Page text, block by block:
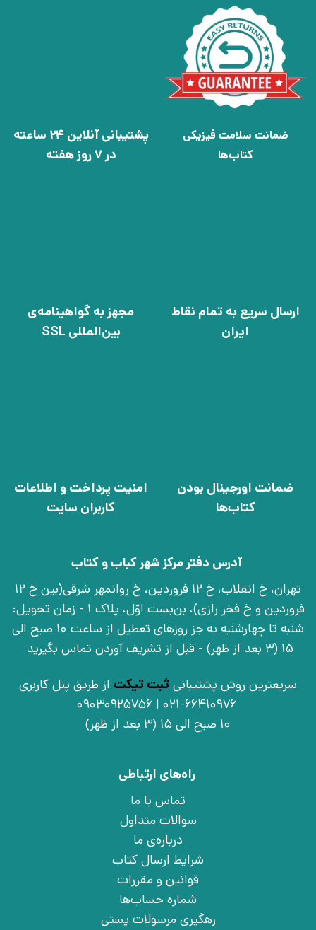
ضمانت سلامت فیزیکی
کتاب‌ها
پشتیبانی آنلاین 24 ساعته
در 7 روز هفته
ارسال سریع به تمام نقاط
ایران
مجهز به گواهینامه‌ی
بین‌المللی SSL
ضمانت اورجینال بودن
کتاب‌ها
امنیت پرداخت و اطلاعات
کاربران سایت
آدرس دفتر مرکز شهر کباب و کتاب
تهران، خ انقلاب، خ 12 فروردین، خ روانمهر شرقی(بین خ 12
فروردین و خ فخر رازی)، بن‌بست اوّل، پلاک 1 - زمان تحویل:
شنبه تا چهارشنبه به جز روزهای تعطیل از ساعت 10 صبح الی
15 (3 بعد از ظهر) - قبل از تشریف آوردن تماس بگیرید
سریعترین روش پشتیبانی ثبت تیکت از طریق پنل کاربری
021-66410976 | 09030925756
10 صبح الی 15 (3 بعد از ظهر)
راه‌های ارتباطی
تماس با ما
سوالات متداول
درباره‌ی ما
شرایط ارسال کتاب
قوانین و مقررات
شماره حساب‌ها
رهگیری مرسولات پستی